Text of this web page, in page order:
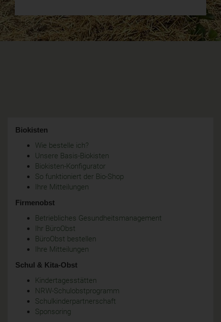
Biokisten
Wie bestelle ich?
Unsere Basis-Biokisten
Biokisten-Konfigurator
So funktioniert der Bio-Shop
Ihre Mitteilungen
Firmenobst
Betriebliches Gesundheitsmanagement
Ihr BüroObst
BüroObst bestellen
Ihre Mitteilungen
Schul & Kita-Obst
Kindertagesstätten
NRW-Schulobstprogramm
Schulkinderpartnerschaft
Sponsoring